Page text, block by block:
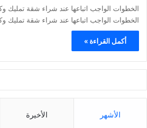
الخطوات الواجب اتباعها عند شراء شقة تمليك
الخطوات الواجب اتباعها عند شراء شقة تمليك
أكمل القراءة »
الأشهر الأخيرة